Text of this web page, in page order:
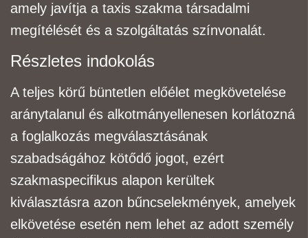
amely javítja a taxis szakma társadalmi
megítélését és a szolgáltatás színvonalát.
Részletes indokolás
A teljes körű büntetlen előélet megkövetelése
aránytalanul és alkotmányellenesen korlátozná
a foglalkozás megválasztásának
szabadságához kötődő jogot, ezért
szakmaspecifikus alapon kerültek
kiválasztásra azon bűncselekmények, amelyek
elkövetése esetén nem lehet az adott személy